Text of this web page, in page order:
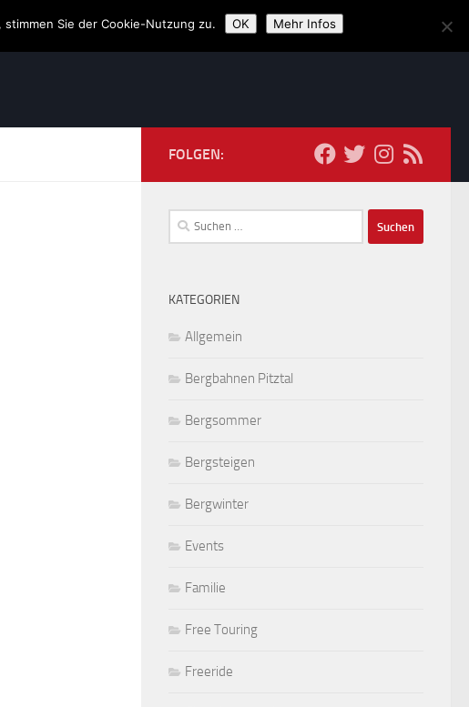
FOLGEN:
Suchen
nach:
KATEGORIEN
Allgemein
Bergbahnen Pitztal
Bergsommer
Bergsteigen
Bergwinter
Events
Familie
Free Touring
Freeride
Sie der Cookie-Nutzung zu. OK Mehr Infos